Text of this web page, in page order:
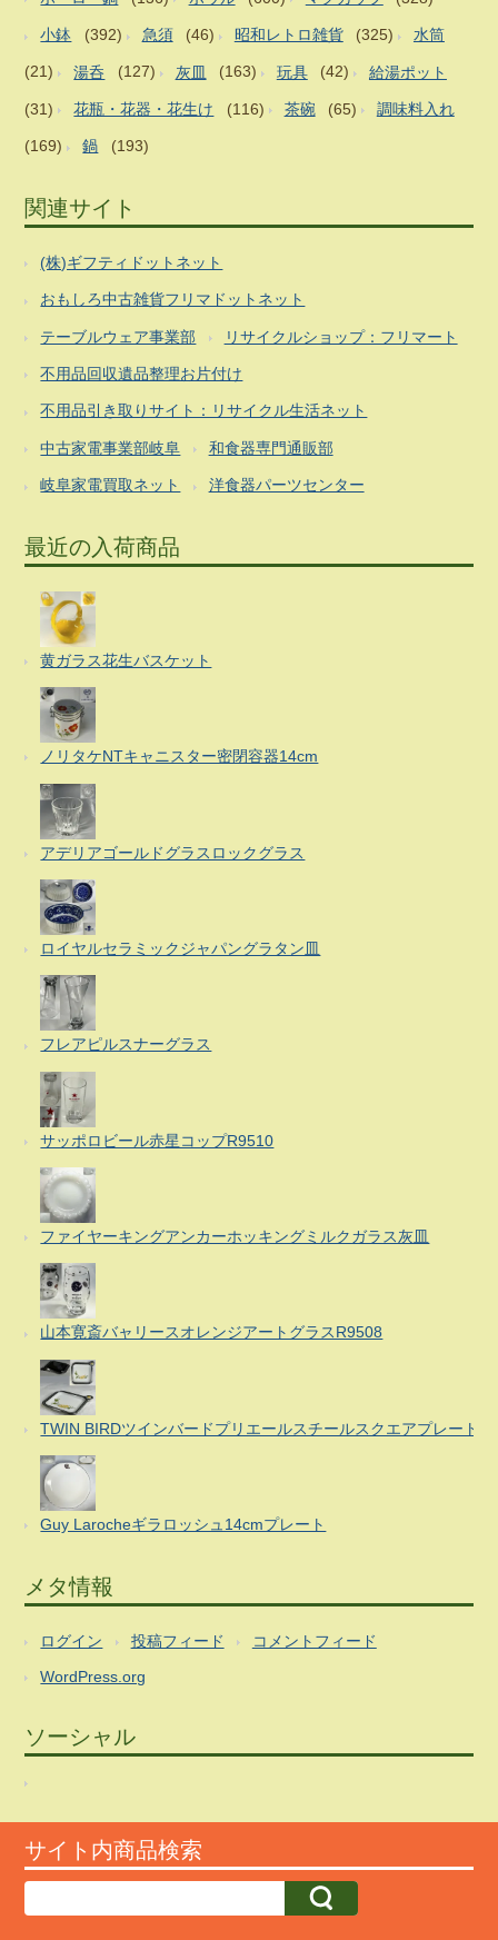
小鉢 (392) 急須 (46) 昭和レトロ雑貨 (325) 水筒
(21) 湯呑 (127) 灰皿 (163) 玩具 (42) 給湯ポット
(31) 花瓶・花器・花生け (116) 茶碗 (65) 調味料入れ
(169) 鍋 (193)
関連サイト
(株)ギフティドットネット
おもしろ中古雑貨フリマドットネット
テーブルウェア事業部 リサイクルショップ：フリマート
不用品回収遺品整理お片付け
不用品引き取りサイト：リサイクル生活ネット
中古家電事業部岐阜 和食器専門通販部
岐阜家電買取ネット 洋食器パーツセンター
最近の入荷商品
黄ガラス花生バスケット
ノリタケNTキャニスター密閉容器14cm
アデリアゴールドグラスロックグラス
ロイヤルセラミックジャパングラタン皿
フレアピルスナーグラス
サッポロビール赤星コップR9510
ファイヤーキングアンカーホッキングミルクガラス灰皿
山本寛斎バャリースオレンジアートグラスR9508
TWIN BIRDツインバードプリエールスチールスクエアプレート
Guy Larocheギラロッシュ14cmプレート
メタ情報
ログイン 投稿フィード コメントフィード
WordPress.org
ソーシャル
サイト内商品検索